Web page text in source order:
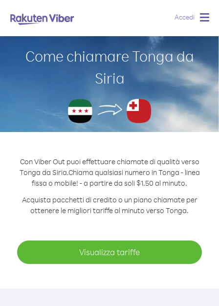
Accedi
Come chiamare Tonga da
Siria
Con Viber Out puoi effettuare chiamate di qualità verso
Tonga da Siria.Chiama qualsiasi numero in Tonga - linea
fissa o mobile! - a partire da soli $1.50 al minuto.
Acquista pacchetti di credito o un piano chiamate per
ottenere le migliori tariffe al minuto verso Tonga.
Visualizza tariffe